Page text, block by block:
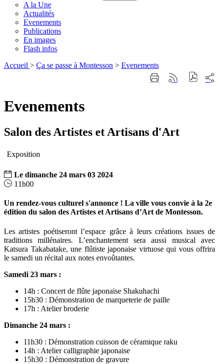
A la Une
Actualités
Evenements
Publications
En images
Flash infos
Accueil > Ça se passe à Montesson > Evenements
ImprimerGénérer
sur
Evenements
Salon des Artistes et Artisans d'Art
Exposition
Le dimanche 24 mars 03 2024
11h00
Un rendez-vous culturel s'annonce ! La ville vous convie à la 2e
édition du salon des Artistes et Artisans d’Art de Montesson.
Les artistes poétiseront l’espace grâce à leurs créations issues de
traditions millénaires. L’enchantement sera aussi musical avec
Katsura Takabatake, une flûtiste japonaise virtuose qui vous offrira
le samedi un récital aux notes envoûtantes.
Samedi 23 mars :
14h : Concert de flûte japonaise Shakuhachi
15h30 : Démonstration de marqueterie de paille
17h : Atelier broderie
Dimanche 24 mars :
11h30 : Démonstration cuisson de céramique raku
14h : Atelier calligraphie japonaise
15h30 : Démonstration de gravure